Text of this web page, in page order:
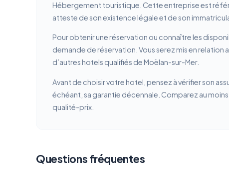
Hébergement touristique. Cette entreprise est
atteste de son existence légale et de son
Pour obtenir une réservation ou connaître les
demande de réservation. Vous serez mis en relation
d’autres hotels qualifiés de Moëlan-sur-Mer.
Avant de choisir votre hotel, pensez à vérifier son
échéant, sa garantie décennale. Comparez au
qualité-prix.
Questions fréquentes